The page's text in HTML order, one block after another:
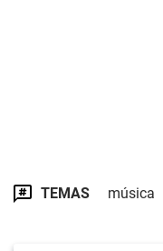
TEMAS música